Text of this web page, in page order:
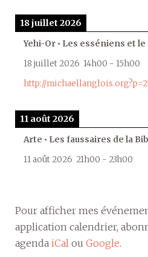
18 juillet 2026
Yehi-Or • Les esséniens et
18 juillet 2026 14h00 - 15h00
http://
11 août 2026
Arte • Les faussaires de la
11 août 2026 21h00 - 23h00
Pour afficher mes
application calendrier,
agenda iCal ou Google.